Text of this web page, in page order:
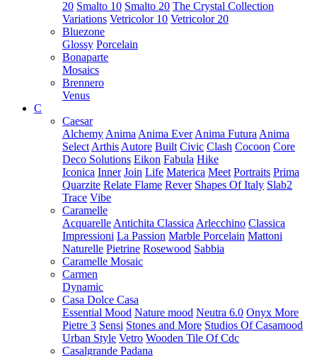
20 Smalto 10 Smalto 20 The Crystal Collection
Variations Vetricolor 10 Vetricolor 20
Bluezone
Glossy Porcelain
Bonaparte
Mosaics
Brennero
Venus
C
Caesar
Alchemy Anima Anima Ever Anima Futura Anima
Select Arthis Autore Built Civic Clash Cocoon Core
Deco Solutions Eikon Fabula Hike
Iconica Inner Join Life Materica Meet Portraits Prima
Quarzite Relate Flame Rever Shapes Of Italy Slab2
Trace Vibe
Caramelle
Acquarelle Antichita Classica Arlecchino Classica
Impressioni La Passion Marble Porcelain Mattoni
Naturelle Pietrine Rosewood Sabbia
Caramelle Mosaic
Carmen
Dynamic
Casa Dolce Casa
Essential Mood Nature mood Neutra 6.0 Onyx More
Pietre 3 Sensi Stones and More Studios Of Casamood
Urban Style Vetro Wooden Tile Of Cdc
Casalgrande Padana